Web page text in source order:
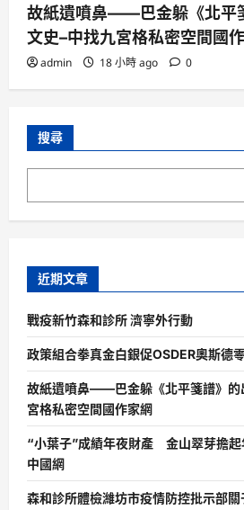
故紙遺噴鼻——巴金躲《北平
文史–中找九宮格私密空間國
admin 18 小時 ago 0
搜尋
近期文章
戰疫新竹森和診所 濟寧外行動
政策組合拳真金白銀促OSDER奧斯德
故紙遺噴鼻——巴金躲《北平箋譜》的
宮格私密空間國作家網
“小葉子”成績年夜財產 金山翠芽擔起
中國網
森和診所體檢濰坊市疫情防控批示部